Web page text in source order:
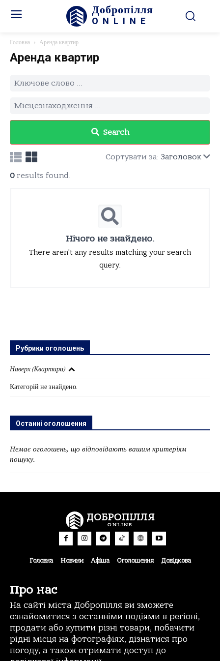
Добропілля
ONLINE
Головна Аренда квартир
Аренда квартир
Search
Сортувати за: Заголовок
0 results found.
Нічого не знайдено.
There aren't any results matching your search
query.
Рубрики оголошень
Наверх (Квартири)
Категорій не знайдено.
Останні оголошення
Немає оголошень, що відповідають вашим критеріям
пошуку.
ДОБРОПІЛЛЯ
ONLINE
Головна Новини Афіша Оголошення Довідкова
Про нас
На сайті міста Добропілля ви зможете
ознайомитися з останніми подіями в регіоні,
продати або купити різні товари, побачити
рідні місця на фотографіях, дізнатися про
погоду, а також отримати доступ до